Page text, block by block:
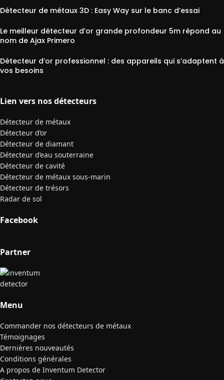
Détecteur de métaux 3D : Easy Way sur le banc d’essai
Le meilleur détecteur d’or grande profondeur 5m répond au
nom de Ajax Primero
Détecteur d’or professionnel : des appareils qui s’adaptent à
vos besoins
Lien vers nos détecteurs
Détecteur de métaux
Détecteur d’or
Détecteur de diamant
Détecteur d’eau souterraine
Détecteur de cavité
Détecteur de métaux sous-marin
Détecteur de trésors
Radar de sol
Facebook
Partner
Menu
Commander nos détecteurs de métaux
Témoignages
Dernières nouveautés
Conditions générales
A propos de Inventum Detector